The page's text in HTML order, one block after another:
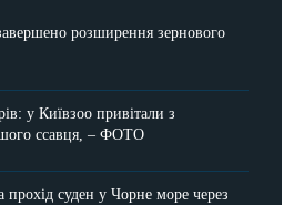
розширення зернового
у Київзоо привітали з
ссавця, – ФОТО
суден у Чорне море через